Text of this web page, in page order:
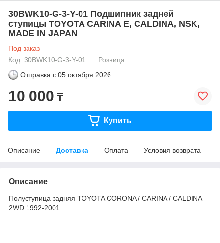
30BWK10-G-3-Y-01 Подшипник задней
ступицы TOYOTA CARINA E, CALDINA, NSK,
MADE IN JAPAN
Под заказ
Код: 30BWK10-G-3-Y-01
Розница
Отправка с 05 октября 2026
10 000 ₸
Купить
Описание Доставка Оплата Условия возврата
Описание
Полуступица задняя TOYOTA CORONA / CARINA / CALDINA
2WD 1992-2001